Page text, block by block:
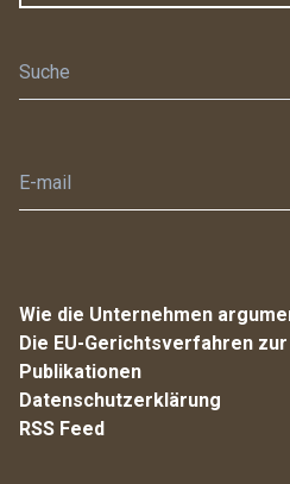
Wie die Unternehmen
Die EU-Gerichtsverfahren
Publikationen
Datenschutzerklärung
RSS Feed